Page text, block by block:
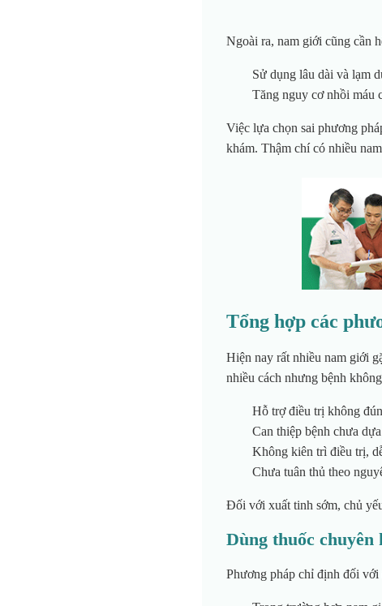
Ngoài ra, nam giới cũng cần
Sử dụng lâu dài và lạm
Tăng nguy cơ nhồi máu
Việc lựa chọn sai phương
khám. Thậm chí có nhiều
Tổng hợp các
Hiện nay rất nhiều nam giới
nhiều cách nhưng bệnh
Hỗ trợ điều trị không
Can thiệp bệnh chưa
Không kiên trì điều trị,
Chưa tuân thủ theo
Đối với xuất tinh sớm, chủ
Dùng thuốc chuyên
Phương pháp chỉ định đối